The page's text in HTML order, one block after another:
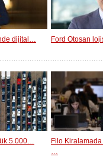
dijital… Ford Otosan
5.000…
Filo
…